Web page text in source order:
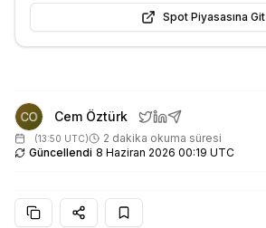
Spot Piyasasına Git
Cem Öztürk
(13:50 UTC)
2 dakika okuma süresi
Güncellendi 8 Haziran 2026 00:19 UTC